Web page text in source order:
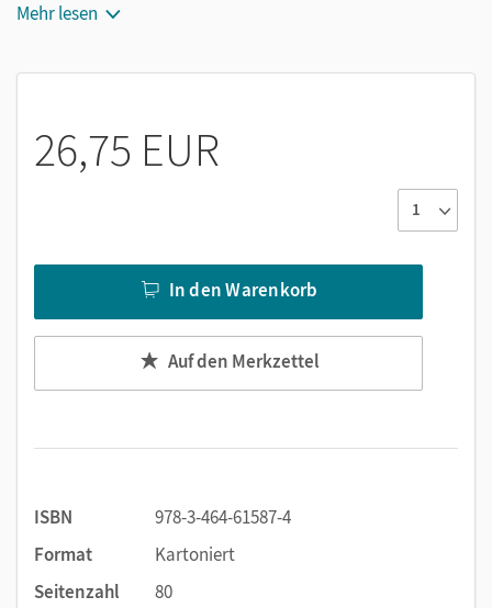
Mehr lesen
26,75 EUR
In den Warenkorb
Auf den Merkzettel
ISBN
978-3-464-61587-4
Format
Kartoniert
Seitenzahl
80